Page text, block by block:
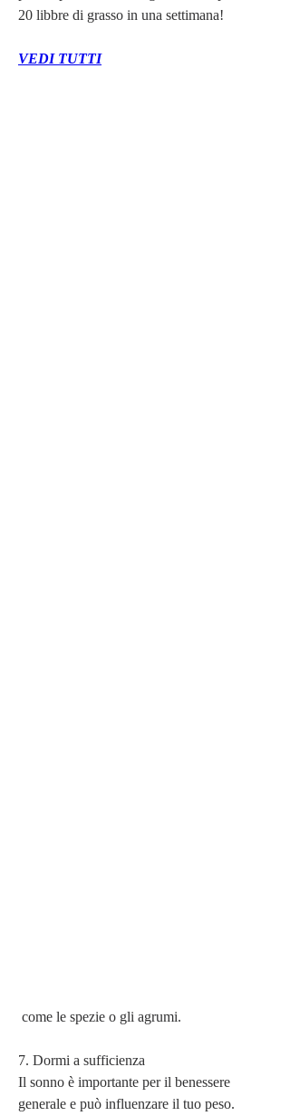
20 libbre di grasso in una settimana!
VEDI TUTTI
come le spezie o gli agrumi.
7. Dormi a sufficienza
Il sonno è importante per il benessere
generale e può influenzare il tuo peso.